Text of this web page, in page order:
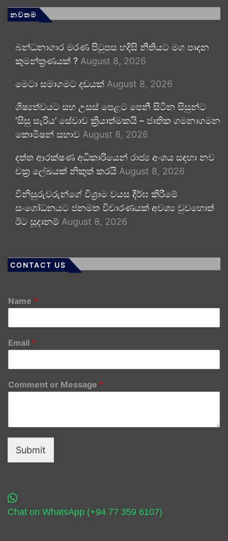
නවතම
බන්ධනාගාර මරණ පිටුපස හදිසි නීතියට මග පාදන
කුමන්ත්‍රණයක් ? August 8, 2026
මෙටා සමාගමට දඩයක් August 8, 2026
ශිෂ්‍යත්වයට සහ උසස් පෙළට පෙනී සිටින සිසුන්ට
‘සිසු සැරිය’ සේවාව ක්‍රියාත්මකයි – ජාතික ගමනාගමන
කොමිෂන් සභාව August 8, 2026
දත්ත ආරක්ෂණ අධිකාරියෙන් රාජ්‍ය අංශය සඳහා නව
චක්‍ර ලේඛයක් නිකුත් කරයි August 8, 2026
විනිසුරුවරුන්ගේ විශ්‍රාම වයස දීර්ඝ කිරීමේ
සංශෝධනයට ජනමත විචාරණයක් අවශ්‍ය වුවහොත්
ඊට සූදානම් August 8, 2026
CONTACT US
Name *
Email *
Comment or Message *
Submit
Chat on WhatsApp (+94 77 359 6107)